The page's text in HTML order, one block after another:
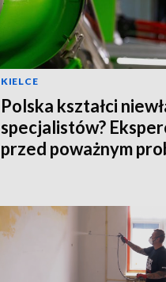
KIELCE
Polska kształci
specjalistów?
przed poważnym